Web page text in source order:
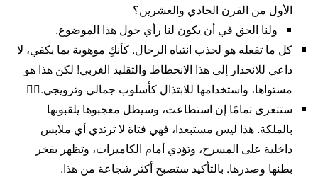
الأول من القرن الحادي والعشرين؟
ولنا الحق في أن يكون لنا رأي حول هذا الموضوع.
كل ما تفعله هو لجذب انتباه الرجال. كأنكِ موهوبة بما يكفي، لا
داعي للانحدار إلى هذا الانحطاط والتقليد الغربي! لكن هذا هو
مستواها، واستخدامها للابتذال كأسلوب جمالي وترويجي.🤷‍♀️
ستتعرى تمامًا إن استطاعت، وسيظل معجبوها يلقبونها
بالملكة. هذا ليس مستبعدا، فهي فتاة لا ترتدي أي ملابس
داخلية على المسرح، وتؤدي أمام الكاميرات، وتظهر بفخر
بطنها وصدرها. بالتأكيد ستصبح أكثر شجاعة من هذا.